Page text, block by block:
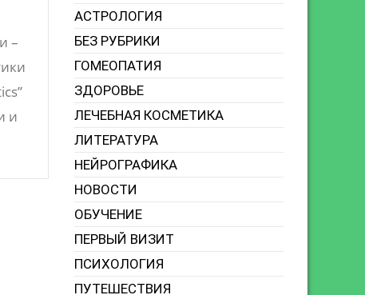
–
и
АСТРОЛОГИЯ
БЕЗ РУБРИКИ
ГОМЕОПАТИЯ
ЗДОРОВЬЕ
ЛЕЧЕБНАЯ КОСМЕТИКА
ЛИТЕРАТУРА
НЕЙРОГРАФИКА
НОВОСТИ
ОБУЧЕНИЕ
ПЕРВЫЙ ВИЗИТ
ПСИХОЛОГИЯ
ПУТЕШЕСТВИЯ